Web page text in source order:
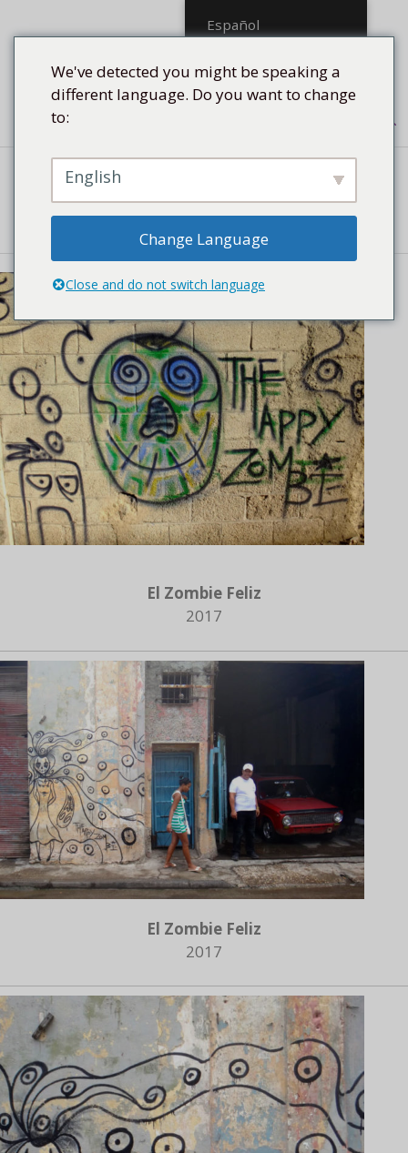
al
Menú
STREETART
El Zombie Feliz
2017
El Zombie Feliz
2017
Español
We've detected you might be speaking a
different language. Do you want to change
to:
English
Change Language
Close and do not switch language